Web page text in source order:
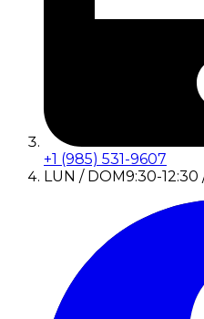
+1 (985) 531-9607
LUN / DOM9:30-12:30